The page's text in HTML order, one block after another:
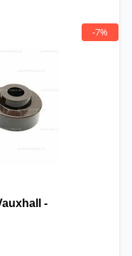
-7%
-